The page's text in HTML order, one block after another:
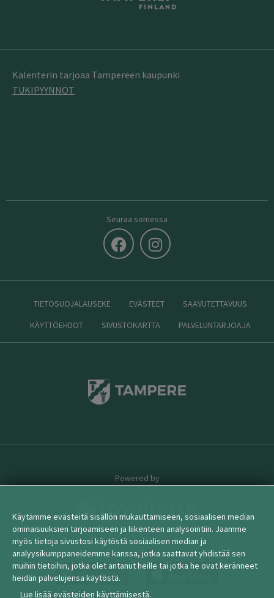
Kalenterin tarjoaa Tampereen kaupunki
TUKIPYYNNÖT
Seuraa somessa
TIETOSUOJALAUSEKE EVÄSTEET
SAAVUTETTAVUUS
KÄYTTÖEHDOT
SIVUSTOKARTTA PALVELUNTARJOAJA
Powered by
© 2026 townbase
Käytämme evästeitä sisällön mukauttamiseen, sosiaalisen median
ominaisuuksien tarjoamiseen ja liikenteen analysointiin. Jaamme
myös tietoja sivustosi käytöstä sosiaalisen median ja
analyysikumppaneidemme kanssa, jotka saattavat yhdistää sen
muihin tietoihin, jotka olet antanut heille tai jotka he ovat keränneet
heidän palvelujensa käytöstä.
Lue lisää evästeiden käyttämisestä.